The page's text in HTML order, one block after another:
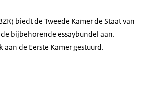
biedt de Tweede Kamer de Staat van
bijbehorende essaybundel aan.
aan de Eerste Kamer gestuurd.